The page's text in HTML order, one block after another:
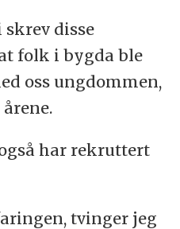
disse
folk i bygda ble
oss ungdommen,
har rekruttert
tvinger jeg